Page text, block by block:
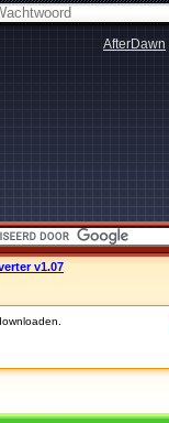
AfterDawn
v1.07